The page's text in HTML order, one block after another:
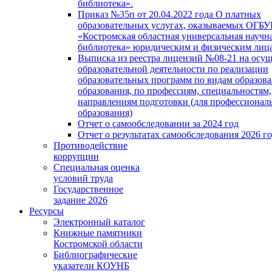
библиотека».
Приказ №35п от 20.04.2022 года О платных
образовательных услугах, оказываемых
«Костромская областная универсальная
библиотека» юридическим и физическим
Выписка из реестра лицензий №08-21 на
образовательной деятельности по реализации
образовательных программ по видам
образования, по профессиям, специальностям,
направлениям подготовки (для
образования)
Отчет о самообследовании за 2024 год
Отчет о результатах самообследования 2026
Противодействие
коррупции
Специальная оценка
условий труда
Государственное
задание 2026
Ресурсы
Электронный каталог
Книжные памятники
Костромской области
Библиографические
указатели КОУНБ